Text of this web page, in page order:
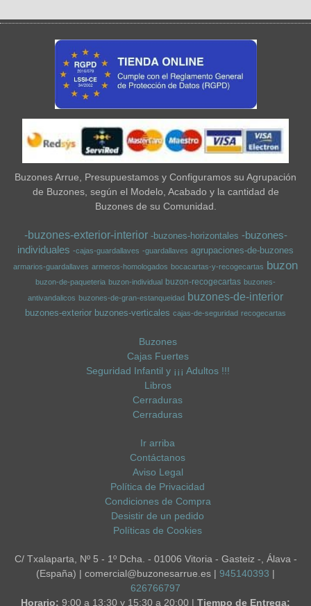
Buzones Arrue, Presupuestamos y Configuramos su Agrupación
de Buzones, según el Modelo, Acabado y la cantidad de
Buzones de su Comunidad.
-buzones-exterior-interior -buzones-horizontales -buzones-
individuales -cajas-guardallaves -guardallaves agrupaciones-de-buzones
armarios-guardallaves armeros-homologados bocacartas-y-recogecartas buzon
buzon-de-paqueteria buzon-individual buzon-recogecartas buzones-
antivandalicos buzones-de-gran-estanqueidad buzones-de-interior
buzones-exterior buzones-verticales cajas-de-seguridad recogecartas
Buzones
Cajas Fuertes
Seguridad Infantil y ¡¡¡ Adultos !!!
Libros
Cerraduras
Cerraduras
Ir arriba
Contáctanos
Aviso Legal
Política de Privacidad
Condiciones de Compra
Desistir de un pedido
Políticas de Cookies
C/ Txalaparta, Nº 5 - 1º Dcha. - 01006 Vitoria - Gasteiz -, Álava -
(España) | comercial@buzonesarrue.es | 945140393 |
626766797
Horario: 9:00 a 13:30 y 15:30 a 20:00 | Tiempo de Entrega: